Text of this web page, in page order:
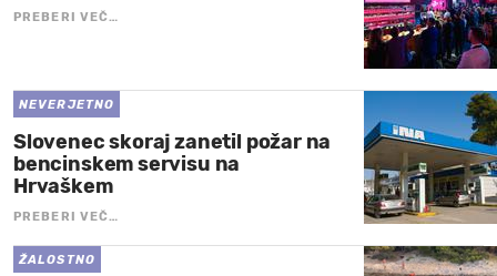
PREBERI VEČ…
NEVERJETNO
Slovenec skoraj zanetil požar na
bencinskem servisu na
Hrvaškem
PREBERI VEČ…
ŽALOSTNO